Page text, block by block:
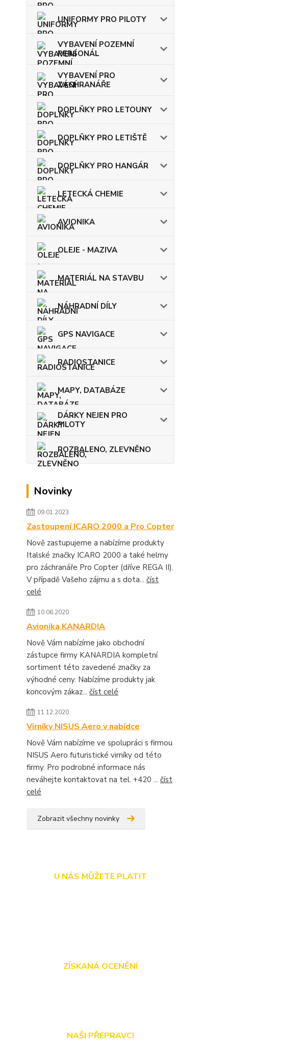
UNIFORMY PRO PILOTY
VYBAVENÍ POZEMNÍ
PERSONÁL
VYBAVENÍ PRO
ZÁCHRANÁŘE
DOPLŇKY PRO LETOUNY
DOPLŇKY PRO LETIŠTĚ
DOPLŇKY PRO HANGÁR
LETECKÁ CHEMIE
AVIONIKA
OLEJE - MAZIVA
MATERIÁL NA STAVBU
NÁHRADNÍ DÍLY
GPS NAVIGACE
RADIOSTANICE
MAPY, DATABÁZE
DÁRKY NEJEN PRO
PILOTY
ROZBALENO, ZLEVNĚNO
Novinky
09.01.2023
Zastoupení ICARO 2000 a Pro Copter
Nově zastupujeme a nabízíme produkty
Italské značky ICARO 2000 a také helmy
pro záchranáře Pro Copter (dříve REGA II).
V případě Vašeho zájmu a s dota... číst
celé
10.06.2020
Avionika KANARDIA
Nově Vám nabízíme jako obchodní
zástupce firmy KANARDIA kompletní
sortiment této zavedené značky za
výhodné ceny. Nabízíme produkty jak
koncovým zákaz... číst celé
11.12.2020
Virníky NISUS Aero v nabídce
Nově Vám nabízíme ve spolupráci s firmou
NISUS Aero futuristické virníky od této
firmy. Pro podrobné informace nás
neváhejte kontaktovat na tel. +420 ... číst
celé
Zobrazit všechny novinky
U NÁS MŮŽETE PLATIT
ZÍSKANÁ OCENĚNÍ
NAŠI PŘEPRAVCI